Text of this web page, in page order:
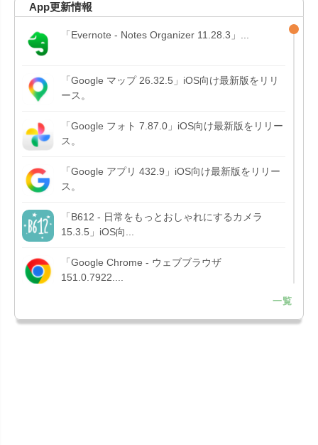
App更新情報
「Evernote - Notes Organizer 11.28.3」...
「Google マップ 26.32.5」iOS向け最新版をリリ
ース。
「Google フォト 7.87.0」iOS向け最新版をリリー
ス。
「Google アプリ 432.9」iOS向け最新版をリリー
ス。
「B612 - 日常をもっとおしゃれにするカメラ
15.3.5」iOS向...
「Google Chrome - ウェブブラウザ
151.0.7922....
「Microsoft OneDrive 18.7.3」iOS向け最新版を...
一覧